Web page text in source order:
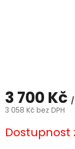
3 700 Kč /
3 058 Kč bez DPH
cena:
Dostupnost